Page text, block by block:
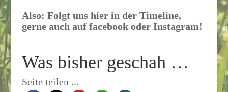
Also: Folgt uns hier in der Timeline,
gerne auch auf facebook oder Instagram!
Was bisher geschah …
Seite teilen ...